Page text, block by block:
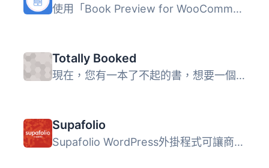
使用「Book Preview for WooCommerce」外掛，您可以向客戶展...
Totally Booked
現在，您有一本了不起的書，想要一個簡單的方式在您的網站上...
Supafolio
Supafolio WordPress外掛程式可讓商業出版社透過WordPress取...